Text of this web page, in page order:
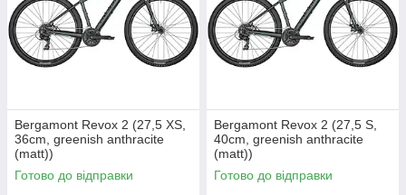
Bergamont Revox 2 (27,5 XS,
36cm, greenish anthracite
(matt))
Готово до відправки
Bergamont Revox 2 (27,5 S,
40cm, greenish anthracite
(matt))
Готово до відправки